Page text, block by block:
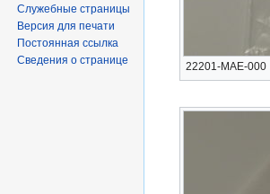
22201-MAE-000
Служебные страницы
Версия для печати
Постоянная ссылка
Сведения о странице